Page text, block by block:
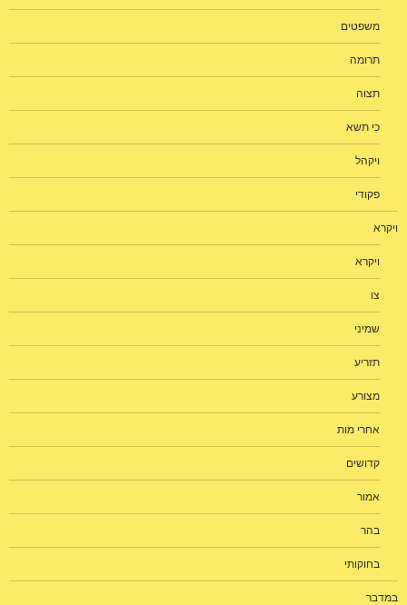
משפטים
תרומה
תצוה
כי תשא
ויקהל
פקודי
ויקרא
ויקרא
צו
שמיני
תזריע
מצורע
אחרי מות
קדושים
אמור
בהר
בחוקותי
במדבר